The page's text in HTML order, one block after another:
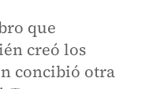
que
creó los
concibió otra